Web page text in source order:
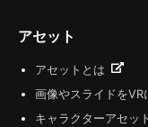
アセット
アセットとは
画像やスライドをVR
キャラクターアセッ